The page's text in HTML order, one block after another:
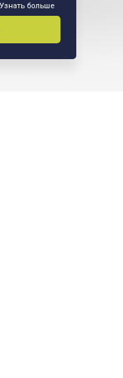
Узнать больше